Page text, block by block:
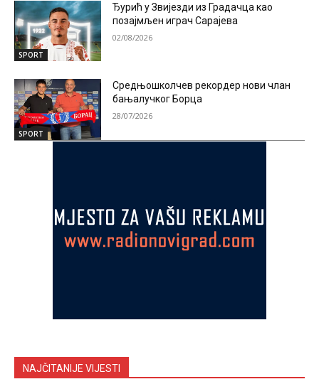
SPORT
Ђурић у Звијезди из Градачца као
позајмљен играч Сарајева
02/08/2026
SPORT
Средњошколчев рекордер нови члан
бањалучког Борца
28/07/2026
NAJČITANIJE VIJESTI